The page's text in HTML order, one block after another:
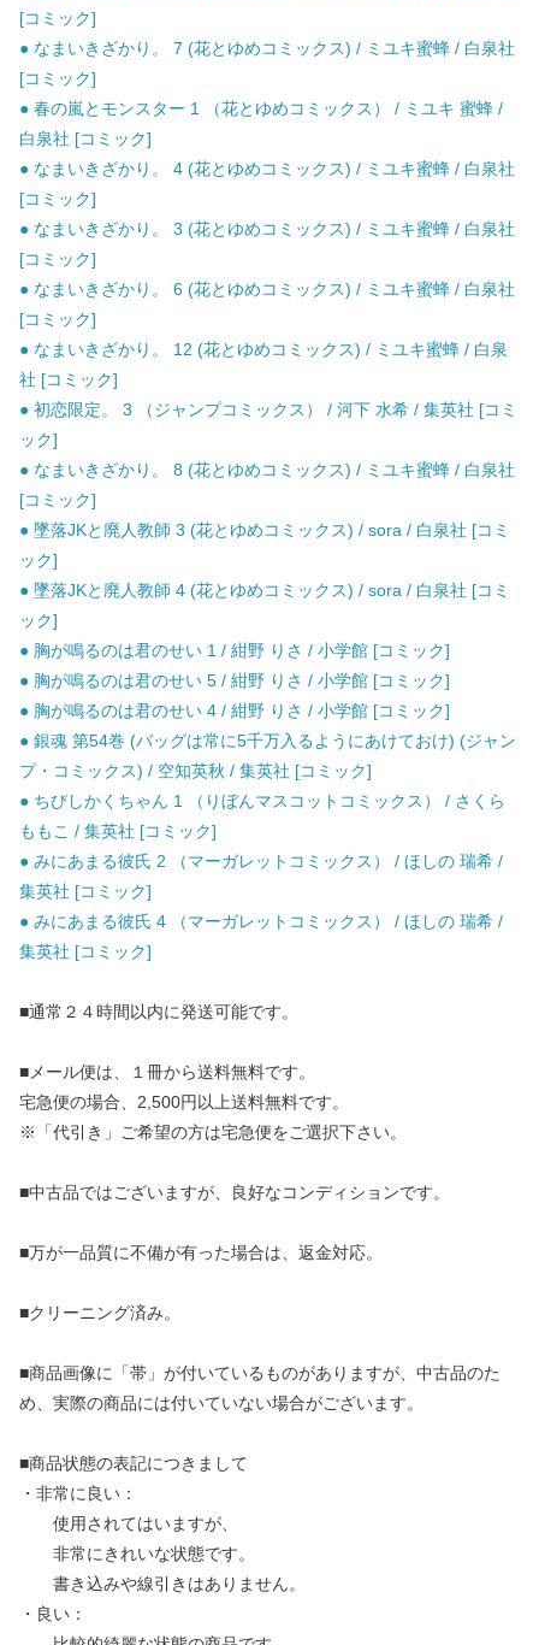
[コミック]
● なまいきざかり。 7 (花とゆめコミックス) / ミユキ蜜蜂 / 白泉社
[コミック]
● 春の嵐とモンスター 1 （花とゆめコミックス） / ミユキ 蜜蜂 /
白泉社 [コミック]
● なまいきざかり。 4 (花とゆめコミックス) / ミユキ蜜蜂 / 白泉社
[コミック]
● なまいきざかり。 3 (花とゆめコミックス) / ミユキ蜜蜂 / 白泉社
[コミック]
● なまいきざかり。 6 (花とゆめコミックス) / ミユキ蜜蜂 / 白泉社
[コミック]
● なまいきざかり。 12 (花とゆめコミックス) / ミユキ蜜蜂 / 白泉
社 [コミック]
● 初恋限定。 3 （ジャンプコミックス） / 河下 水希 / 集英社 [コミ
ック]
● なまいきざかり。 8 (花とゆめコミックス) / ミユキ蜜蜂 / 白泉社
[コミック]
● 墜落JKと廃人教師 3 (花とゆめコミックス) / sora / 白泉社 [コミ
ック]
● 墜落JKと廃人教師 4 (花とゆめコミックス) / sora / 白泉社 [コミ
ック]
● 胸が鳴るのは君のせい 1 / 紺野 りさ / 小学館 [コミック]
● 胸が鳴るのは君のせい 5 / 紺野 りさ / 小学館 [コミック]
● 胸が鳴るのは君のせい 4 / 紺野 りさ / 小学館 [コミック]
● 銀魂 第54巻 (バッグは常に5千万入るようにあけておけ) (ジャン
プ・コミックス) / 空知英秋 / 集英社 [コミック]
● ちびしかくちゃん 1 （りぼんマスコットコミックス） / さくら
ももこ / 集英社 [コミック]
● みにあまる彼氏 2 （マーガレットコミックス） / ほしの 瑞希 /
集英社 [コミック]
● みにあまる彼氏 4 （マーガレットコミックス） / ほしの 瑞希 /
集英社 [コミック]
■通常２４時間以内に発送可能です。
■メール便は、１冊から送料無料です。
宅急便の場合、2,500円以上送料無料です。
※「代引き」ご希望の方は宅急便をご選択下さい。
■中古品ではございますが、良好なコンディションです。
■万が一品質に不備が有った場合は、返金対応。
■クリーニング済み。
■商品画像に「帯」が付いているものがありますが、中古品のた
め、実際の商品には付いていない場合がございます。
■商品状態の表記につきまして
・非常に良い：
使用されてはいますが、
非常にきれいな状態です。
書き込みや線引きはありません。
・良い：